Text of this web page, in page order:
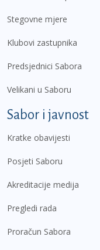
Stegovne mjere
Klubovi zastupnika
Predsjednici Sabora
Velikani u Saboru
Sabor i javnost
Kratke obavijesti
Posjeti Saboru
Akreditacije medija
Pregledi rada
Proračun Sabora